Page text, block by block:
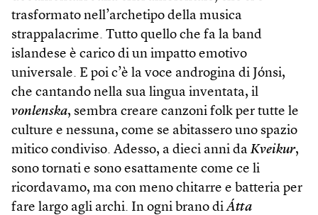
trasformato nell’archetipo della musica
strappalacrime. Tutto quello che fa la band
islandese è carico di un impatto emotivo
universale. E poi c’è la voce androgina di Jónsi,
che cantando nella sua lingua inventata, il
vonlenska, sembra creare canzoni folk per tutte le
culture e nessuna, come se abitassero uno spazio
mitico condiviso. Adesso, a dieci anni da Kveikur,
sono tornati e sono esattamente come ce li
ricordavamo, ma con meno chitarre e batteria per
fare largo agli archi. In ogni brano diÁtta